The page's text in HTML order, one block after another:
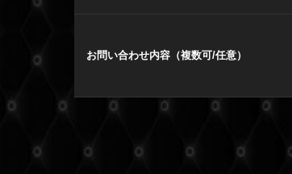
お問い合わせ内容（複数可/任意）